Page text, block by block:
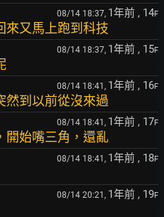
08/14 18:37, 1年前 , 14F
來又馬上跑到科技
08/14 18:37, 1年前 , 15F
08/14 18:41, 1年前 , 16F
然到以前從沒來過
08/14 18:41, 1年前 , 17F
開始嘴三角，還亂
08/14 18:41, 1年前 , 18F
08/14 20:21, 1年前 , 19F